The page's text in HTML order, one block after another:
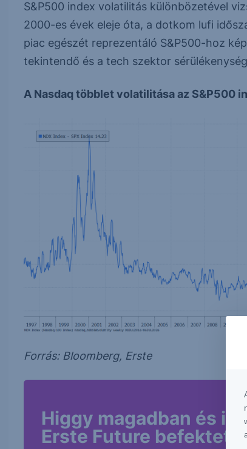
S&P500 index volatilitás különbözetével
2000-es évek eleje óta, a dotkom lufi
piac egészét reprezentáló S&P500-hoz
tekintendő és a tech szektor
A Nasdaq többlet volatilitása az S&P500
Forrás: Bloomberg, Erste
Higgy magadban és
Erste Future